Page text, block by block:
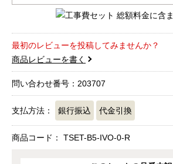
最初のレビューを投稿してみませんか？
商品レビューを書く
問い合わせ番号：203707
支払方法： 銀行振込 代金引換
商品コード： TSET-B5-IVO-0-R